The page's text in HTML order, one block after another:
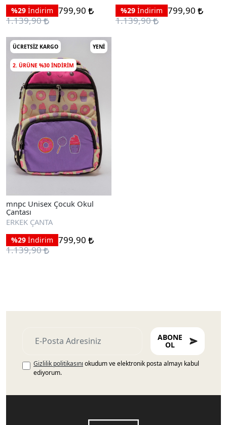
%29 İndirim 799,90
1.139,90
%29 İndirim 799,90
1.139,90
ÜCRETSIZ KARGO YENI
2. ÜRÜNE %30 INDIRIM
mnpc Unisex Çocuk Okul
Çantası
ERKEK ÇANTA
%29 İndirim 799,90
1.139,90
ABONE
OL
Gizlilik politikasını okudum ve elektronik posta almayı kabul
ediyorum.